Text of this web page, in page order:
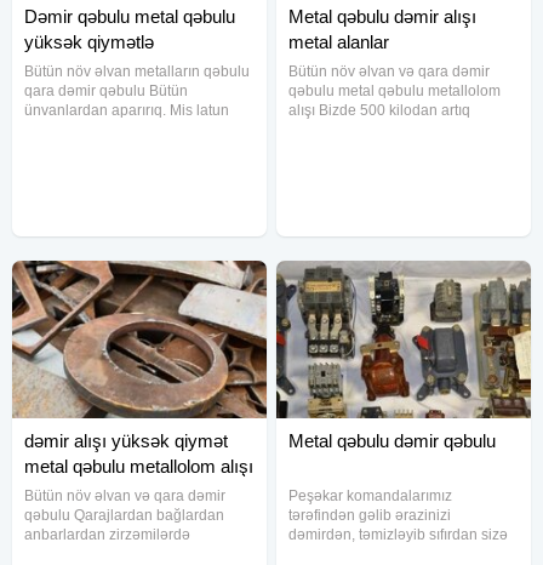
Dəmir qəbulu metal qəbulu
yüksək qiymətlə
Bütün növ əlvan metalların qəbulu
qara dəmir qəbulu Bütün
ünvanlardan aparırıq. Mis latun
Metal qəbulu dəmir alışı
metal alanlar
Bütün növ əlvan və qara dəmir
qəbulu metal qəbulu metallolom
alışı Bizde 500 kilodan artıq
dəmir alışı yüksək qiymət
metal qəbulu metallolom alışı
Bütün növ əlvan və qara dəmir
qəbulu Qarajlardan bağlardan
anbarlardan zirzəmilərdə
Metal qəbulu dəmir qəbulu
Peşəkar komandalarımız
tərəfindən gəlib ərazinizi
dəmirdən, təmizləyib sıfırdan sizə